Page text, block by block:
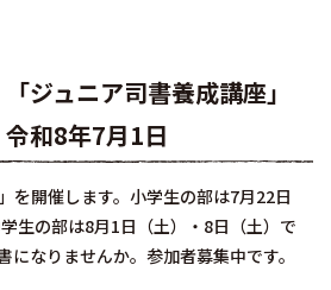
ジュニア司書養成講座」
和8年7月1日
を開催します。小学生の部は7月22日
生の部は8月1日（土）・8日（土）で
になりませんか。参加者募集中です。